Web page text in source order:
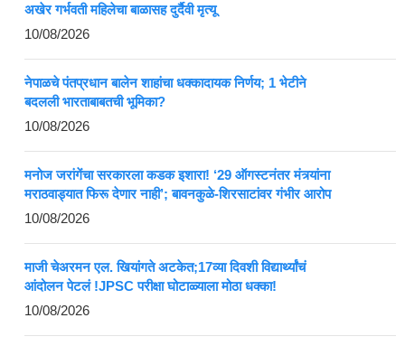
अखेर गर्भवती महिलेचा बाळासह दुर्दैवी मृत्यू
10/08/2026
नेपाळचे पंतप्रधान बालेन शाहांचा धक्कादायक निर्णय; 1 भेटीने
बदलली भारताबाबतची भूमिका?
10/08/2026
मनोज जरांगेंचा सरकारला कडक इशारा! ‘29 ऑगस्टनंतर मंत्र्यांना
मराठवाड्यात फिरू देणार नाही’; बावनकुळे-शिरसाटांवर गंभीर आरोप
10/08/2026
माजी चेअरमन एल. खियांगते अटकेत;17व्या दिवशी विद्यार्थ्यांचं
आंदोलन पेटलं !JPSC परीक्षा घोटाळ्याला मोठा धक्का!
10/08/2026